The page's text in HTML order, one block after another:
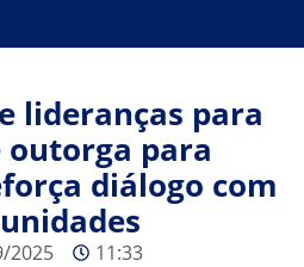
lideranças para
para
diálogo com
2025 11:33